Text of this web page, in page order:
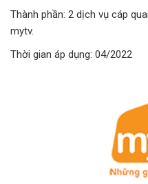
Thành phần: 2 dịch vụ cáp
mytv.
Thời gian áp dụng: 04/2022